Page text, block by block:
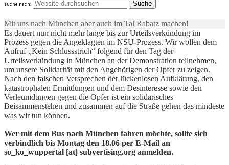
suche nach:
Mit uns nach München aber auch im Tal Rabatz machen!
Es dauert nun nicht mehr lange bis zur Urteilsverkündung im
Prozess gegen die Angeklagten im NSU-Prozess. Wir wollen dem
Aufruf „Kein Schlussstrich“ folgend für den Tag der
Urteilsverkündung in München an der Demonstration teilnehmen,
um unsere Solidarität mit den Angehörigen der Opfer zu zeigen.
Nach den falschen Versprechen der lückenlosen Aufklärung, den
katastrophalen Ermittlungen und dem Desinteresse sowie den
Verleumdungen gegen die Opfer ist ein solidarisches
Beisammenstehen und zusammen auf die Straße gehen das mindeste
was wir tun können.
Wer mit dem Bus nach München fahren möchte, sollte sich
verbindlich bis Montag den 18.06 per E-Mail an
so_ko_wuppertal [at] subvertising.org anmelden.